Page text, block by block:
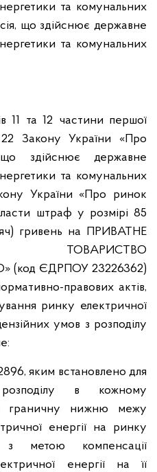
та комунальних
що здійснює державне
та комунальних
11 та 12 частини першої
Закону України «Про
здійснює державне
та комунальних
України «Про ринок
штраф у розмірі 85
гривень на ПРИВАТНЕ
ТОВАРИСТВО
(код ЄДРПОУ 23226362)
правових актів,
ринку електричної
умов з розподілу
яким встановлено для
в кожному
граничну нижню межу
енергії на ринку
метою компенсації
енергії на її